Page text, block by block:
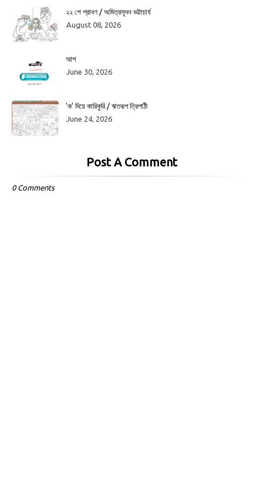
২২ শে শ্রাবণ / অমিত্রসূদন ভট্টাচার্য
August 08, 2026
আপ
June 30, 2026
'ক' দিয়ে কারিকুরি / ঋতরূপ ত্রিপাঠী
June 24, 2026
Post A Comment
0 Comments